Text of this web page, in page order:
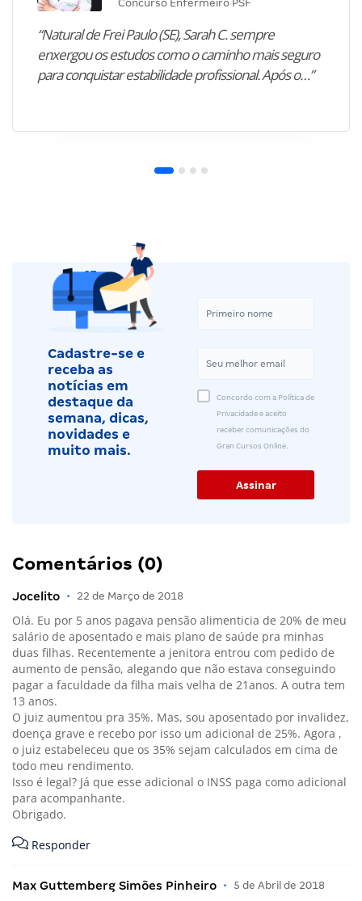
Concurso Enfermeiro PSF
“Natural de Frei Paulo (SE), Sarah C. sempre
enxergou os estudos como o caminho mais seguro
para conquistar estabilidade profissional. Após o…”
Cadastre-se e
receba as
notícias em
destaque da
semana, dicas,
novidades e
muito mais.
Concordo com a Política de
Privacidade e aceito
receber comunicações do
Gran Cursos Online.
Comentários (0)
Jocelito • 22 de Março de 2018
Olá. Eu por 5 anos pagava pensão alimenticia de 20% de meu
salário de aposentado e mais plano de saúde pra minhas
duas filhas. Recentemente a jenitora entrou com pedido de
aumento de pensão, alegando que não estava conseguindo
pagar a faculdade da filha mais velha de 21anos. A outra tem
13 anos.
O juiz aumentou pra 35%. Mas, sou aposentado por invalidez,
doença grave e recebo por isso um adicional de 25%. Agora ,
o juiz estabeleceu que os 35% sejam calculados em cima de
todo meu rendimento.
Isso é legal? Já que esse adicional o INSS paga como adicional
para acompanhante.
Obrigado.
Responder
Max Guttemberg Simões Pinheiro • 5 de Abril de 2018